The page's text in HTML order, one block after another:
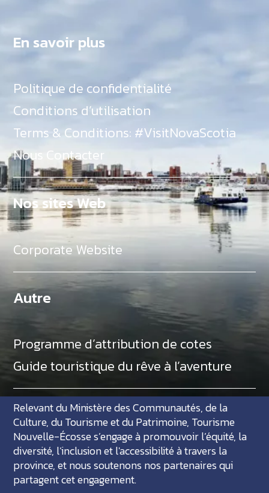
En savoir plus
Politique de confidentialité
Conditions d’utilisation
Terms & Conditions: #VisitNovaScotia
Nous Contacter
Nos sites Web
Corporate Website
Autre
Programme d’attribution de cotes
Guide touristique du rêve à l’aventure
Relevant du Ministère des Communautés, de la
Culture, du Tourisme et du Patrimoine, Tourisme
Nouvelle-Écosse s’engage à promouvoir l’équité, la
diversité, l’inclusion et l'accessibilité à travers la
province, et nous soutenons nos partenaires qui
partagent cet engagement.